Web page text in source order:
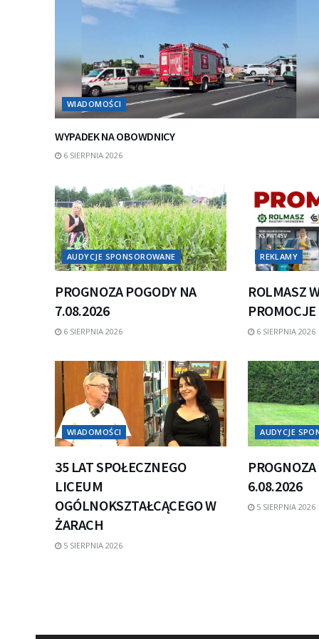
WIADOMOŚCI
WYPADEK NA OBOWDNICY
6 SIERPNIA 2026
AUDYCJE SPONSOROWANE
PROGNOZA POGODY NA
7.08.2026
6 SIERPNIA 2026
REKLAMY
ROLMASZ
6 SIERPNIA 2026
WIADOMOŚCI
35 LAT SPOŁECZNEGO
LICEUM
OGÓLNOKSZTAŁCĄCEGO W
ŻARACH
5 SIERPNIA 2026
AUDYCJE
6.08.2026
5 SIERPNIA 2026